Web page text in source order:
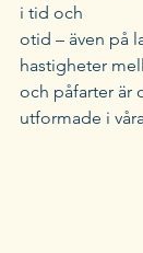
i tid och
otid – även på
hastigheter
och påfarter är
utformade i